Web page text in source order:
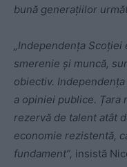
bună generaţiilor
„Independența
smerenie și muncă,
obiectiv.
a opiniei publice. Țara
rezervă de talent atât
economie rezistentă,
fundament”, insistă